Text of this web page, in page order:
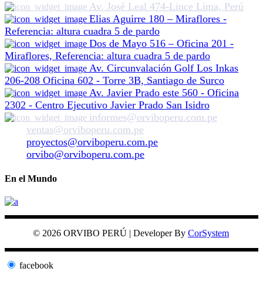
Av. José Leal 474-Lince Lima, Perú
Elias Aguirre 180 – Miraflores -
Referencia: altura cuadra 5 de pardo
Dos de Mayo 516 – Oficina 201 -
Miraflores, Referencia: altura cuadra 5 de pardo
Av. Circunvalación Golf Los Inkas
206-208 Oficina 602 - Torre 3B, Santiago de Surco
Av. Javier Prado este 560 - Oficina
2302 - Centro Ejecutivo Javier Prado San Isidro
informes@orviboperu.com.pe
ventas@orviboperu.com.pe
proyectos@orviboperu.com.pe
orvibo@orviboperu.com.pe
En el Mundo
© 2026 ORVIBO PERÚ | Developer By CorSystem
facebook